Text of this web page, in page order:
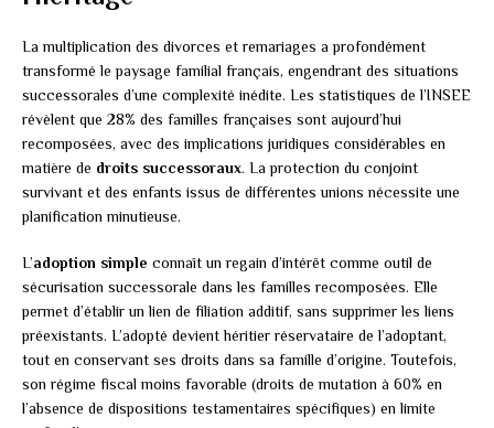
La multiplication des divorces et remariages a profondément
transformé le paysage familial français, engendrant des situations
successorales d’une complexité inédite. Les statistiques de l’INSEE
révèlent que 28% des familles françaises sont aujourd’hui
recomposées, avec des implications juridiques considérables en
matière de droits successoraux. La protection du conjoint
survivant et des enfants issus de différentes unions nécessite une
planification minutieuse.
L’adoption simple connaît un regain d’intérêt comme outil de
sécurisation successorale dans les familles recomposées. Elle
permet d’établir un lien de filiation additif, sans supprimer les liens
préexistants. L’adopté devient héritier réservataire de l’adoptant,
tout en conservant ses droits dans sa famille d’origine. Toutefois,
son régime fiscal moins favorable (droits de mutation à 60% en
l’absence de dispositions testamentaires spécifiques) en limite